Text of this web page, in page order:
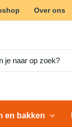
Over ons
en bakken